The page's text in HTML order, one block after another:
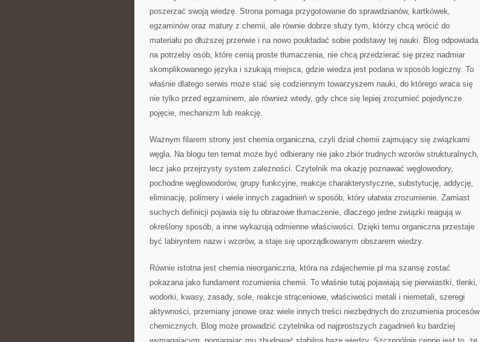
poszerzać swoją wiedzę. Strona pomaga przygotowanie do sprawdzianów, kartkówek,
egzaminów oraz matury z chemii, ale równie dobrze służy tym, którzy chcą wrócić do
materiału po dłuższej przerwie i na nowo poukładać sobie podstawy tej nauki. Blog odpowiada
na potrzeby osób, które cenią proste tłumaczenia, nie chcą przedzierać się przez nadmiar
skomplikowanego języka i szukają miejsca, gdzie wiedza jest podana w sposób logiczny. To
właśnie dlatego serwis może stać się codziennym towarzyszem nauki, do którego wraca się
nie tylko przed egzaminem, ale również wtedy, gdy chce się lepiej zrozumieć pojedyncze
pojęcie, mechanizm lub reakcję.
Ważnym filarem strony jest chemia organiczna, czyli dział chemii zajmujący się związkami
węgla. Na blogu ten temat może być odbierany nie jako zbiór trudnych wzorów strukturalnych,
lecz jako przejrzysty system zależności. Czytelnik ma okazję poznawać węglowodory,
pochodne węglowodorów, grupy funkcyjne, reakcje charakterystyczne, substytucję, addycję,
eliminację, polimery i wiele innych zagadnień w sposób, który ułatwia zrozumienie. Zamiast
suchych definicji pojawia się tu obrazowe tłumaczenie, dlaczego jedne związki reagują w
określony sposób, a inne wykazują odmienne właściwości. Dzięki temu organiczna przestaje
być labiryntem nazw i wzorów, a staje się uporządkowanym obszarem wiedzy.
Równie istotna jest chemia nieorganiczna, która na zdajechemie.pl ma szansę zostać
pokazana jako fundament rozumienia chemii. To właśnie tutaj pojawiają się pierwiastki, tlenki,
wodorki, kwasy, zasady, sole, reakcje strąceniowe, właściwości metali i niemetali, szeregi
aktywności, przemiany jonowe oraz wiele innych treści niezbędnych do zrozumienia procesów
chemicznych. Blog może prowadzić czytelnika od najprostszych zagadnień ku bardziej